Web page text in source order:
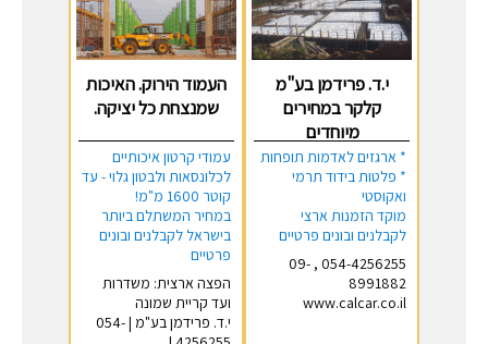
י.ד. פרידמן בע"מ
קלקר במחירים
מיוחדים
* ארגזים לאדמות תופחות
* פלטות בידוד תרמי
ואקוסטי
מוקד הזמנות ארצי
לקבלנים ובונים פרטיים
054-4256255 , 09-
8991882
www.calcar.co.il
העמוד הירוק. האיכות
שמנצחת כל יציקה.
עמודי קרטון איכותיים
לכלונסאות ולבטון גלוי - עד
קוטר 1600 מ"מ!
במחיר המשתלם ביותר
בישראל לקבלנים ובונים
פרטיים
הפצה ארצית: משדרות
ועד קריית שמונה
י.ד. פרידמן בע"מ | 054-